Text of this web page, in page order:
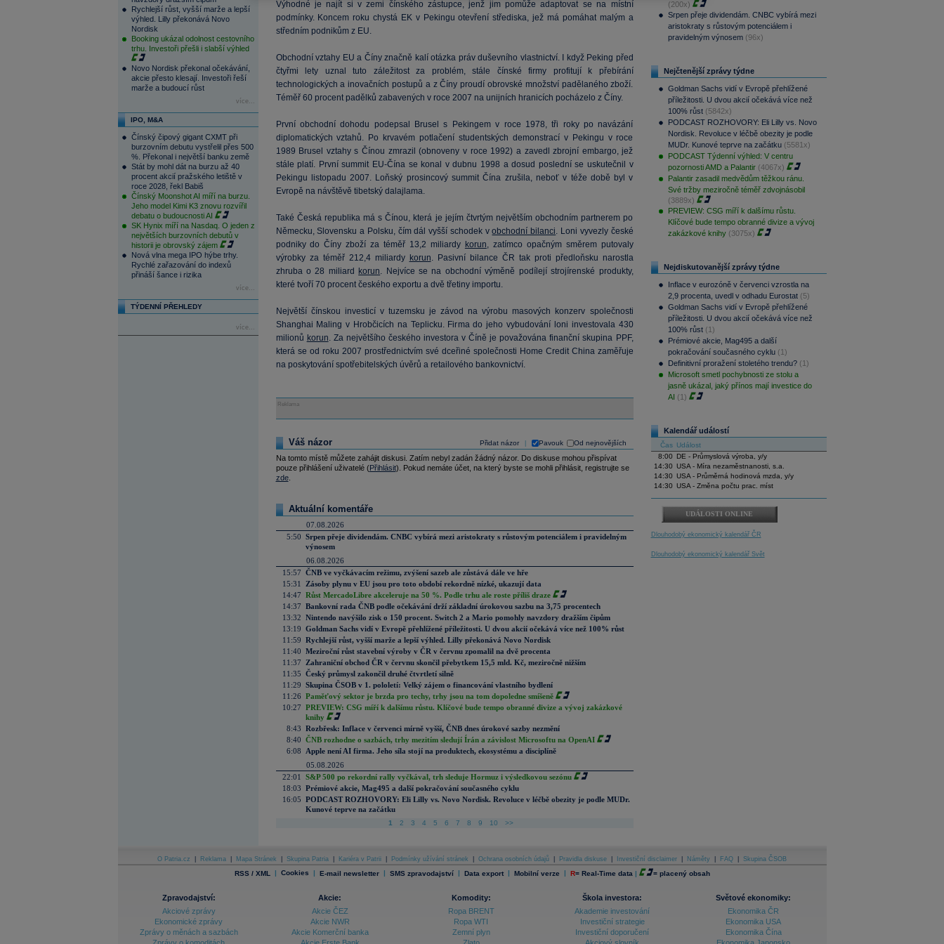
Rychlejší růst, vyšší marže a lepší
výhled. Lilly překonává Novo
Nordisk
Booking ukázal odolnost cestovního
trhu. Investoři přešli i slabší výhled
Novo Nordisk překonal očekávání,
akcie přesto klesají. Investoři řeší
marže a budoucí růst
více...
IPO, M&A
Čínský čipový gigant CXMT při
burzovním debutu vystřelil přes 500
%. Překonal i největší banku země
Stát by mohl dát na burzu až 40
procent akcií pražského letiště v
roce 2028, řekl Babiš
Čínský Moonshot AI míří na burzu.
Jeho model Kimi K3 znovu rozvířil
debatu o budoucnosti AI
SK Hynix míří na Nasdaq. O jeden z
největších burzovních debutů v
historii je obrovský zájem
Nová vlna mega IPO hýbe trhy.
Rychlé zařazování do indexů
přináší šance i rizika
více...
TÝDENNÍ PŘEHLEDY
více...
Výhodné je najít si v zemi čínského zástupce, jenž jim pomůže adaptovat se na místní
podmínky. Koncem roku chystá EK v Pekingu otevření střediska, jež má pomáhat malým a
středním podnikům z EU.
Obchodní vztahy EU a Číny značně kalí otázka práv duševního vlastnictví. I když Peking před
čtyřmi lety uznal tuto záležitost za problém, stále čínské firmy profitují k přebírání
technologických a inovačních postupů a z Číny proudí obrovské množství padělaného zboží.
Téměř 60 procent padělků zabavených v roce 2007 na unijních hranicích pocházelo z Číny.
První obchodní dohodu podepsal Brusel s Pekingem v roce 1978, tři roky po navázání
diplomatických vztahů. Po krvavém potlačení studentských demonstrací v Pekingu v roce
1989 Brusel vztahy s Čínou zmrazil (obnoveny v roce 1992) a zavedl zbrojní embargo, jež
stále platí. První summit EU-Čína se konal v dubnu 1998 a dosud poslední se uskutečnil v
Pekingu listopadu 2007. Loňský prosincový summit Čína zrušila, neboť v téže době byl v
Evropě na návštěvě tibetský dalajlama.
Také Česká republika má s Čínou, která je jejím čtvrtým největším obchodním partnerem po
Německu, Slovensku a Polsku, čím dál vyšší schodek vobchodní bilanci. Loni vyvezly české
podniky do Číny zboží za téměř 13,2 miliardy korun, zatímco opačným směrem putovaly
výrobky za téměř 212,4 miliardy korun. Pasivní bilance ČR tak proti předloňsku narostla
zhruba o 28 miliard
korun. Nejvíce se na obchodní výměně podílejí strojírenské produkty,
které tvoří 70 procent českého exportu a dvě třetiny importu.
Největší čínskou investicí v tuzemsku je závod na výrobu masových konzerv společnosti
Shanghai Maling v Hrobčicích na Teplicku. Firma do jeho vybudování loni investovala 430
milionů korun. Za největšího českého investora v Číně je považována finanční skupina PPF,
která se od roku 2007 prostřednictvím své dceřiné společnosti Home Credit China zaměřuje
na poskytování spotřebitelských úvěrů a retailového bankovnictví.
Reklama
Přidat názor Pavouk Od nejnovějších
Váš názor
Na tomto místě můžete zahájit diskusi. Zatím nebyl zadán žádný názor. Do diskuse mohou přispívat
pouze přihlášení uživatelé (Přihlásit). Pokud nemáte účet, na který byste se mohli přihlásit, registrujte se
zde.
Aktuální komentáře
07.08.2026
5:50 Srpen přeje dividendám. CNBC vybírá mezi aristokraty s růstovým potenciálem i pravidelným
výnosem
06.08.2026
15:57 ČNB ve vyčkávacím režimu, zvýšení sazeb ale zůstává dále ve hře
15:31
Zásoby plynu v EU jsou pro toto období rekordně nízké, ukazují data
14:47 Růst MercadoLibre akceleruje na 50 %. Podle trhu ale roste příliš draze
14:37 Bankovní rada ČNB podle očekávání drží základní úrokovou sazbu na 3,75 procentech
13:32 Nintendo navýšilo zisk o 150 procent. Switch 2 a Mario pomohly navzdory dražším čipům
13:19 Goldman Sachs vidí v Evropě přehlížené příležitosti. U dvou akcií očekává více než 100% růst
11:59 Rychlejší růst, vyšší marže a lepší výhled. Lilly překonává Novo Nordisk
11:40 Meziroční růst stavební výroby v ČR v červnu zpomalil na dvě procenta
11:37
Zahraniční obchod ČR v červnu skončil přebytkem 15,5 mld. Kč, meziročně nižším
11:35 Český průmysl zakončil druhé čtvrtletí silně
11:29 Skupina ČSOB v 1. pololetí: Velký zájem o financování vlastního bydlení
11:26 Paměťový sektor je brzda pro techy, trhy jsou na tom dopoledne smíšeně
10:27 PREVIEW: CSG míří k dalšímu růstu. Klíčové bude tempo obranné divize a vývoj zakázkové
knihy
8:43 Rozbřesk: Inflace v červenci mírně vyšší, ČNB dnes úrokové sazby nezmění
8:40 ČNB rozhodne o sazbách, trhy mezitím sledují Írán a závislost Microsoftu na OpenAI
6:08
Apple není AI firma. Jeho síla stojí na produktech, ekosystému a disciplíně
05.08.2026
22:01
S&P 500 po rekordní rally vyčkával, trh sleduje Hormuz i výsledkovou sezónu
18:03 Prémiové akcie, Mag495 a další pokračování současného cyklu
16:05 PODCAST ROZHOVORY: Eli Lilly vs. Novo Nordisk. Revoluce v léčbě obezity je podle MUDr.
Kunové teprve na začátku
1 2 3 4 5 6 7 8 9 10 >>
(200x)
Srpen přeje dividendám. CNBC vybírá mezi
aristokraty s růstovým potenciálem i
pravidelným výnosem (96x)
Nejčtenější zprávy týdne
Goldman Sachs vidí v Evropě přehlížené
příležitosti. U dvou akcií očekává více než
100% růst (5842x)
PODCAST ROZHOVORY: Eli Lilly vs. Novo
Nordisk. Revoluce v léčbě obezity je podle
MUDr. Kunové teprve na začátku (5581x)
PODCAST Týdenní výhled: V centru
pozornosti AMD a Palantir (4067x)
Palantir zasadil medvědům těžkou ránu.
Své tržby meziročně téměř zdvojnásobil
(3889x)
PREVIEW: CSG míří k dalšímu růstu.
Klíčové bude tempo obranné divize a vývoj
zakázkové knihy (3075x)
Nejdiskutovanější zprávy týdne
Inflace v eurozóně v červenci vzrostla na
2,9 procenta, uvedl v odhadu Eurostat (5)
Goldman Sachs vidí v Evropě přehlížené
příležitosti. U dvou akcií očekává více než
100% růst (1)
Prémiové akcie, Mag495 a další
pokračování současného cyklu (1)
Definitivní proražení stoletého trendu? (1)
Microsoft smetl pochybnosti ze stolu a
jasně ukázal, jaký přínos mají investice do
AI (1)
Kalendář událostí
Čas Událost
8:00
DE - Průmyslová výroba, y/y
14:30 USA - Míra nezaměstnanosti, s.a.
14:30 USA - Průměrná hodinová mzda, y/y
14:30 USA - Změna počtu prac. míst
UDÁLOSTI ONLINE
Dlouhodobý ekonomický kalendář ČR
Dlouhodobý ekonomický kalendář Svět
O Patria.cz Reklama Mapa Stránek Skupina Patria Kariéra v Patrii Podmínky užívání stránek Ochrana osobních údajů Pravidla diskuse Investiční disclaimer Náměty FAQ Skupina ČSOB
RSS / XML | Cookies | E-mail newsletter | SMS zpravodajství | Data export | Mobilní verze | R= Real-Time data | = placený obsah
Zpravodajství:
Akciové zprávy
Ekonomické zprávy
Zprávy o měnách a sazbách
Akcie:
Akcie ČEZ
Akcie NWR
Akcie Komerční banka
Komodity:
Ropa BRENT
Ropa WTI
Zemní plyn
Škola investora:
Akademie investování
Investiční strategie
Investiční doporučení
Světové ekonomiky:
Ekonomika ČR
Ekonomika USA
Ekonomika Čína